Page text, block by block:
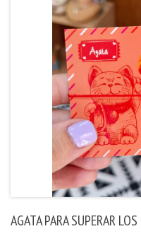
AGATA PARA SUPERAR